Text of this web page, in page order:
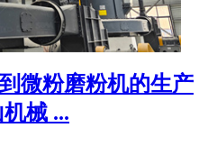
微粉磨粉机的生产
械 ...